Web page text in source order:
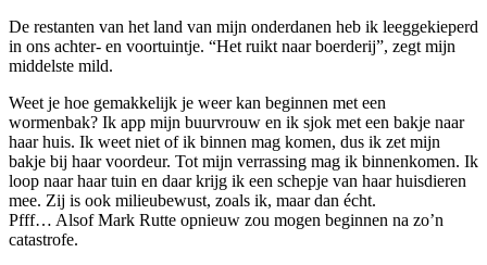
De restanten van het land van mijn onderdanen heb ik leeggekieperd
in ons achter- en voortuintje. “Het ruikt naar boerderij”, zegt mijn
middelste mild.
Weet je hoe gemakkelijk je weer kan beginnen met een
wormenbak? Ik app mijn buurvrouw en ik sjok met een bakje naar
haar huis. Ik weet niet of ik binnen mag komen, dus ik zet mijn
bakje bij haar voordeur. Tot mijn verrassing mag ik binnenkomen. Ik
loop naar haar tuin en daar krijg ik een schepje van haar huisdieren
mee. Zij is ook milieubewust, zoals ik, maar dan écht.
Pfff… Alsof Mark Rutte opnieuw zou mogen beginnen na zo’n
catastrofe.